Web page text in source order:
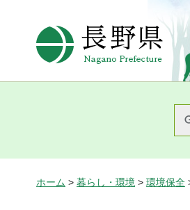
長
ホーム > 暮らし・環境 > 環境保全